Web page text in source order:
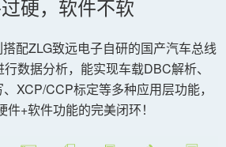
硬，软件不软
配ZLG致远电子自研的国产汽车总线
数据分析，能实现车载DBC解析、
XCP/CCP标定等多种应用层功能，
件+软件功能的完美闭环！